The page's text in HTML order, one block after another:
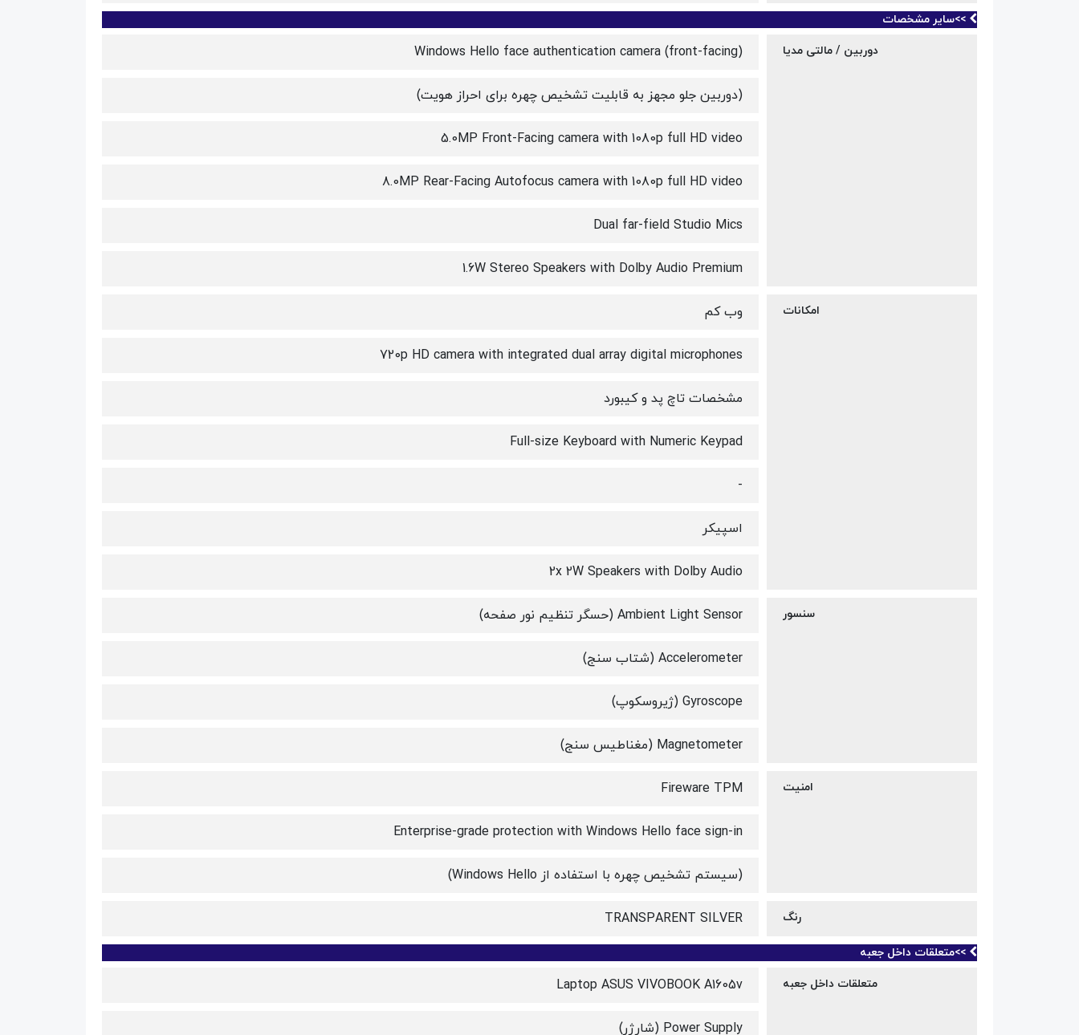
>>سایر مشخصات
دوربین / مالتی مدیا Windows Hello face authentication camera (front-facing)
(دوربین جلو مجهز به قابلیت تشخیص چهره برای احراز هویت)
5.0MP Front-Facing camera with 1080p full HD video
8.0MP Rear-Facing Autofocus camera with 1080p full HD video
Dual far-field Studio Mics
1.6W Stereo Speakers with Dolby Audio Premium
امکانات وب کم
720p HD camera with integrated dual array digital microphones
مشخصات تاچ پد و کیبورد
Full-size Keyboard with Numeric Keypad
-
اسپیکر
2x 2W Speakers with Dolby Audio
سنسور Ambient Light Sensor (حسگر تنظیم نور صفحه)
Accelerometer (شتاب سنج)
Gyroscope (ژیروسکوپ)
Magnetometer (مغناطیس سنج)
امنیت Fireware TPM
Enterprise-grade protection with Windows Hello face sign-in
(سیستم تشخیص چهره با استفاده از Windows Hello)
رنگ TRANSPARENT SILVER
>>متعلقات داخل جعبه
متعلقات داخل جعبه Laptop ASUS VIVOBOOK A1605v
Power Supply (شارژر)